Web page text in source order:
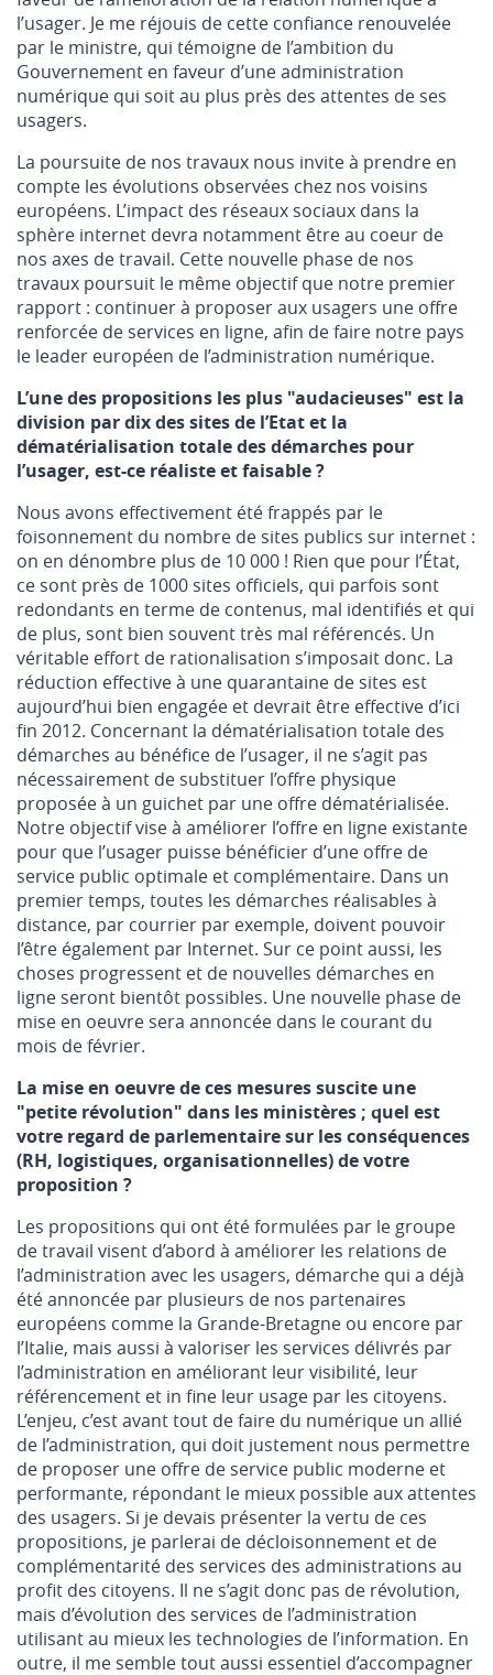
l’usager. Je me réjouis de cette confiance renouvelée
par le ministre, qui témoigne de l’ambition du
Gouvernement en faveur d’une administration
numérique qui soit au plus près des attentes de ses
usagers.
La poursuite de nos travaux nous invite à prendre en
compte les évolutions observées chez nos voisins
européens. L’impact des réseaux sociaux dans la
sphère internet devra notamment être au coeur de
nos axes de travail. Cette nouvelle phase de nos
travaux poursuit le même objectif que notre premier
rapport : continuer à proposer aux usagers une offre
renforcée de services en ligne, afin de faire notre pays
le leader européen de l’administration numérique.
L’une des propositions les plus "audacieuses" est la
division par dix des sites de l’Etat et la
dématérialisation totale des démarches pour
l’usager, est-ce réaliste et faisable ?
Nous avons effectivement été frappés par le
foisonnement du nombre de sites publics sur internet :
on en dénombre plus de 10 000 ! Rien que pour l’État,
ce sont près de 1000 sites officiels, qui parfois sont
redondants en terme de contenus, mal identifiés et qui
de plus, sont bien souvent très mal référencés. Un
véritable effort de rationalisation s’imposait donc. La
réduction effective à une quarantaine de sites est
aujourd’hui bien engagée et devrait être effective d’ici
fin 2012. Concernant la dématérialisation totale des
démarches au bénéfice de l’usager, il ne s’agit pas
nécessairement de substituer l’offre physique
proposée à un guichet par une offre dématérialisée.
Notre objectif vise à améliorer l’offre en ligne existante
pour que l’usager puisse bénéficier d’une offre de
service public optimale et complémentaire. Dans un
premier temps, toutes les démarches réalisables à
distance, par courrier par exemple, doivent pouvoir
l’être également par Internet. Sur ce point aussi, les
choses progressent et de nouvelles démarches en
ligne seront bientôt possibles. Une nouvelle phase de
mise en oeuvre sera annoncée dans le courant du
mois de février.
La mise en oeuvre de ces mesures suscite une
"petite révolution" dans les ministères ; quel est
votre regard de parlementaire sur les conséquences
(RH, logistiques, organisationnelles) de votre
proposition ?
Les propositions qui ont été formulées par le groupe
de travail visent d’abord à améliorer les relations de
l’administration avec les usagers, démarche qui a déjà
été annoncée par plusieurs de nos partenaires
européens comme la Grande-Bretagne ou encore par
l’Italie, mais aussi à valoriser les services délivrés par
l’administration en améliorant leur visibilité, leur
référencement et in fine leur usage par les citoyens.
L’enjeu, c’est avant tout de faire du numérique un allié
de l’administration, qui doit justement nous permettre
de proposer une offre de service public moderne et
performante, répondant le mieux possible aux attentes
des usagers. Si je devais présenter la vertu de ces
propositions, je parlerai de décloisonnement et de
complémentarité des services des administrations au
profit des citoyens. Il ne s’agit donc pas de révolution,
mais d’évolution des services de l’administration
utilisant au mieux les technologies de l’information. En
outre, il me semble tout aussi essentiel d’accompagner